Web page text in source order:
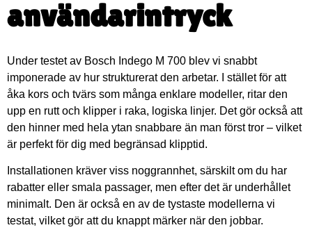
användarintryck
Under testet av Bosch Indego M 700 blev vi snabbt
imponerade av hur strukturerat den arbetar. I stället för att
åka kors och tvärs som många enklare modeller, ritar den
upp en rutt och klipper i raka, logiska linjer. Det gör också att
den hinner med hela ytan snabbare än man först tror – vilket
är perfekt för dig med begränsad klipptid.
Installationen kräver viss noggrannhet, särskilt om du har
rabatter eller smala passager, men efter det är underhållet
minimalt. Den är också en av de tystaste modellerna vi
testat, vilket gör att du knappt märker när den jobbar.